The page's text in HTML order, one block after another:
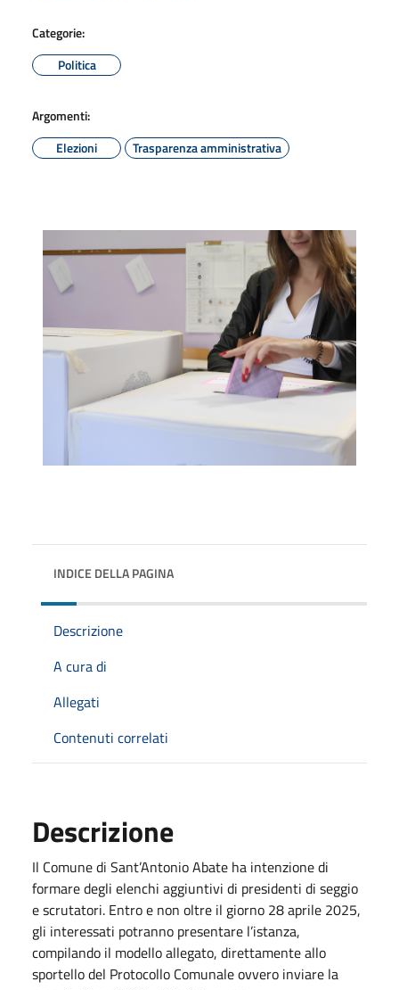
Categorie:
Politica
Argomenti:
Elezioni
Trasparenza amministrativa
INDICE DELLA PAGINA
Descrizione
A cura di
Allegati
Contenuti correlati
Descrizione
Il Comune di Sant’Antonio Abate ha intenzione di
formare degli elenchi aggiuntivi di presidenti di seggio
e scrutatori. Entro e non oltre il giorno 28 aprile 2025,
gli interessati potranno presentare l’istanza,
compilando il modello allegato, direttamente allo
sportello del Protocollo Comunale ovvero inviare la